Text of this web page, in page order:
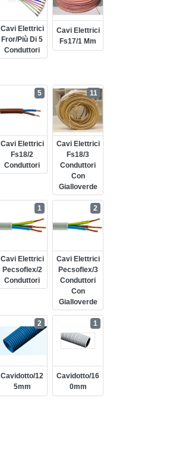
Cavi Elettrici
Fror/più Di 5
Conduttori
Cavi Elettrici
Fs17/1 Mm
Cavi Elettrici
Fs18/2
Conduttori
5
Cavi Elettrici
Fs18/3
Conduttori
Con
Gialloverde
11
Cavi Elettrici
Pecsoflex/2
Conduttori
1
Cavi Elettrici
Pecsoflex/3
Conduttori
Con
Gialloverde
2
Cavidotto/12
5mm
2
Cavidotto/16
0mm
1